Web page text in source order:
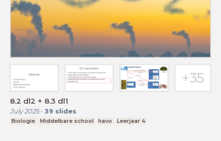
8.2 dl2 + 8.3 dl1
July 2025- 39 slides
Biologie Middelbare school havo Leerjaar 4